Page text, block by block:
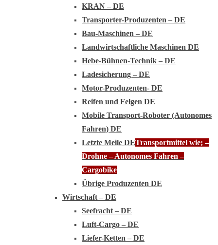
KRAN – DE
Transporter-Produzenten – DE
Bau-Maschinen – DE
Landwirtschaftliche Maschinen DE
Hebe-Bühnen-Technik – DE
Ladesicherung – DE
Motor-Produzenten- DE
Reifen und Felgen DE
Mobile Transport-Roboter (Autonomes
Fahren) DE
Letzte Meile DETransportmittel wie; –
Drohne – Autonomes Fahren –
Cargobike
Übrige Produzenten DE
Wirtschaft – DE
Seefracht – DE
Luft-Cargo – DE
Liefer-Ketten – DE